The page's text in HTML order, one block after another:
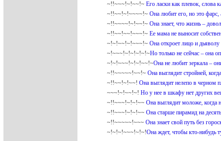
~!!~~~!~!~~!~ Его ласки как плевок, слова
~!!~~!~!~~~~!~ Она любит его, но это фарс,
~!!~~~~!~!~~!~ Она знает, что жизнь –
~!!~~!~~!~~~!~ Ее мама не выносит
~!~!~~!~!~~~!~ Она откроет лицо и дьяволу
~!~~~!~!~!~!~!~Но только не сейчас – она
~!~!~~~!~!~!~~!~Она не любит зеркала –
~!!~~~~~!~~!~ Она выглядит стройней,
~!!~~!~!~~! Она выглядит нелепо в черном
~~~!~!~~!~! Но у нее в шкафу нет других
~!!~~~!~!~!~~ Она выглядит моложе, когда
~!!~~~!~!~!~~ Она старше пирамид на
~!!~~~~~!~~~ Она знает свой путь без
~!~!~!~~~!~!~!Она ждет, чтобы кто-нибудь